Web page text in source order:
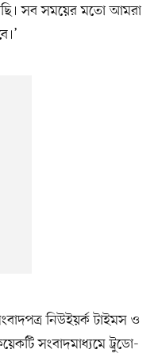
সব সময়ের মতো আমরা
নিউইয়র্ক টাইমস ও
সংবাদমাধ্যমে ট্রুডো-